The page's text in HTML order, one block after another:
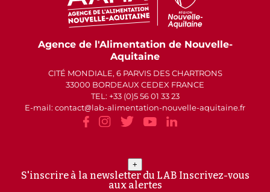
Agence de l'Alimentation de Nouvelle-
Aquitaine
CITÉ MONDIALE, 6 PARVIS DES CHARTRONS
33000 BORDEAUX CEDEX FRANCE
TEL: +33 (0)5 56 01 33 23
E-mail: contact
lab-alimentation-nouvelle-aquitaine.fr
+
S'inscrire à la newsletter du LAB Inscrivez-vous
aux alertes